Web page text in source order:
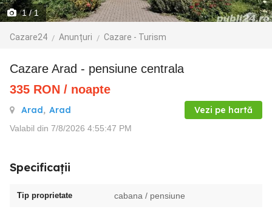
1/ 1
Cazare24 Anunțuri Cazare - Turism
Cazare Arad - pensiune centrala
335 RON / noapte
Arad, Arad Vezi pe hartă
Valabil din 7/8/2026 4:55:47 PM
Specificații
Tip proprietate cabana / pensiune